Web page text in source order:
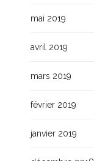
mai 2019
avril 2019
mars 2019
février 2019
janvier 2019